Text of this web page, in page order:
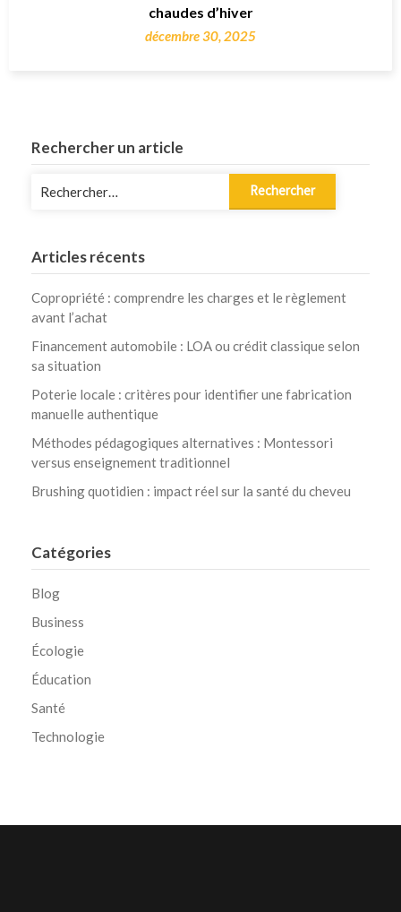
chaudes d’hiver
décembre 30, 2025
Rechercher un article
Articles récents
Copropriété : comprendre les charges et le règlement
avant l’achat
Financement automobile : LOA ou crédit classique selon
sa situation
Poterie locale : critères pour identifier une fabrication
manuelle authentique
Méthodes pédagogiques alternatives : Montessori
versus enseignement traditionnel
Brushing quotidien : impact réel sur la santé du cheveu
Catégories
Blog
Business
Écologie
Éducation
Santé
Technologie